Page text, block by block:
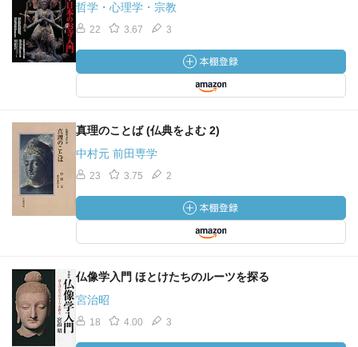
哲学・心理学・宗教
22 3.67 3
真理のことば (仏典をよむ 2)
中村元 前田専学
23 3.75 2
仏像学入門 ほとけたちのルーツを探る
宮治昭
18 4.00 3